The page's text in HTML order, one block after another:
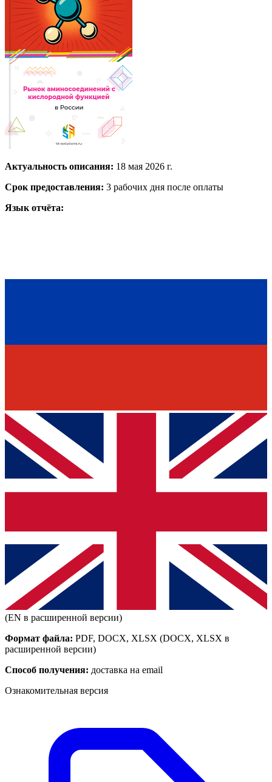
Актуальность описания: 18 мая 2026 г.
Срок предоставления: 3 рабочих дня после оплаты
Язык отчёта:
(EN в расширенной версии)
Формат файла: PDF, DOCX, XLSX (DOCX, XLSX в
расширенной версии)
Способ получения: доставка на email
Ознакомительная версия